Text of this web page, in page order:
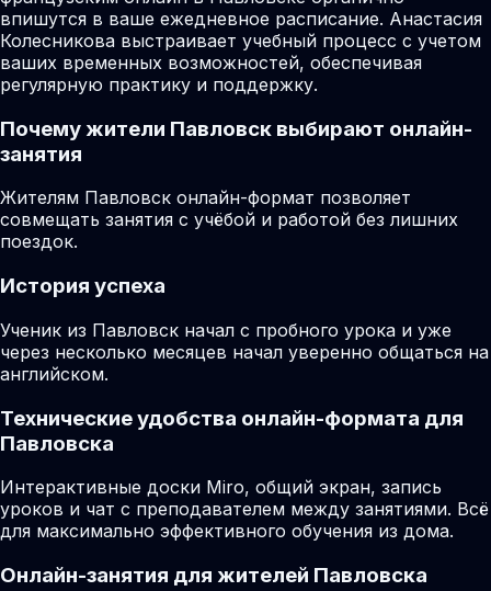
впишутся в ваше ежедневное расписание. Анастасия
Колесникова выстраивает учебный процесс с учетом
ваших временных возможностей, обеспечивая
регулярную практику и поддержку.
Почему жители Павловск выбирают онлайн-
занятия
Жителям Павловск онлайн-формат позволяет
совмещать занятия с учёбой и работой без лишних
поездок.
История успеха
Ученик из Павловск начал с пробного урока и уже
через несколько месяцев начал уверенно общаться на
английском.
Технические удобства онлайн-формата для
Павловска
Интерактивные доски Miro, общий экран, запись
уроков и чат с преподавателем между занятиями. Всё
для максимально эффективного обучения из дома.
Онлайн-занятия для жителей Павловска